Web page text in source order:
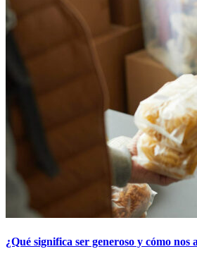
¿Qué significa ser generoso y cómo nos